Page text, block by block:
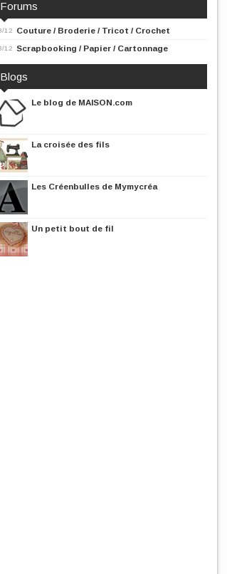
Forums
12 Couture / Broderie / Tricot / Crochet
12 Scrapbooking / Papier / Cartonnage
Blogs
Le blog de MAISON.com
La croisée des fils
Les Créenbulles de Mymycréa
Un petit bout de fil